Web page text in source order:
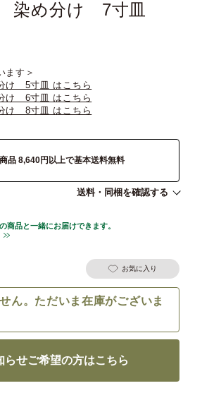
染め分け 7寸皿
ます＞
け 5寸皿 はこちら
け 6寸皿 はこちら
け 8寸皿 はこちら
品 8,640円以上で基本送料無料
送料・同梱を確認する
商品と一緒にお届けできます。
お気に入り
ん。ただいま在庫がございま
らせご希望の方はこちら